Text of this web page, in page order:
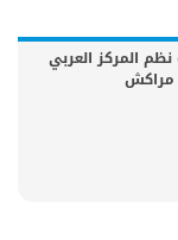
وافريقية نظم المركز العربي
مراكش